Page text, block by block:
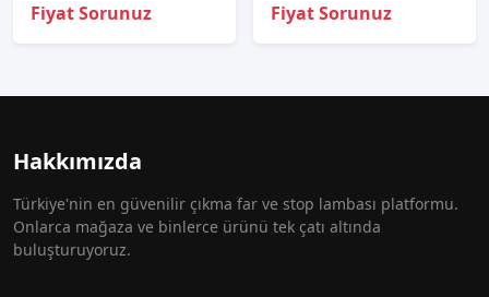
Fiyat Sorunuz Fiyat Sorunuz
Hakkımızda
Türkiye'nin en güvenilir çıkma far ve stop lambası platformu.
Onlarca mağaza ve binlerce ürünü tek çatı altında
buluşturuyoruz.